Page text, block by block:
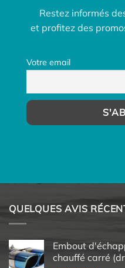
Restez informés
et profitez des
Votre email
QUELQUES AVIS
Embout
chauffé carré